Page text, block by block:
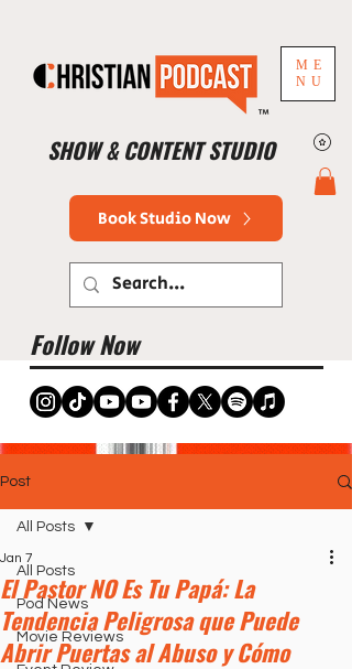
ME
NU
SHOW & CONTENT STUDIO
™
Book Studio Now
Follow Now
Post
All Posts
Pod News
Movie Reviews
All Posts
El Pastor NO Es Tu Papá: La
Tendencia Peligrosa que Puede
Abrir Puertas al Abuso y Cómo
Jan 7